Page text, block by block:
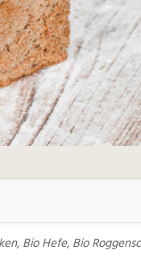
Bio Hefe, Bio